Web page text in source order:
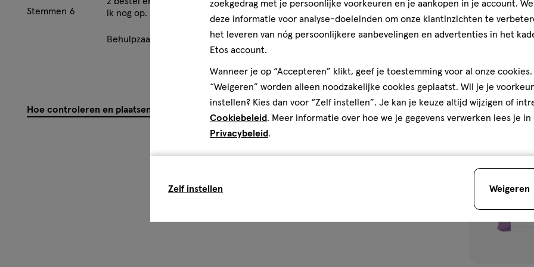
Stemmen 6
ik nog op.
Behulpzaam? (2) Melden
Gebruiksgemak
Gebruiksgemak, 4.0 van 5
4.0
Hoe controleren en plaatsen wij reviews?
Etos Men
toevoegen
zoekgedrag met je persoonlijke voorkeuren en je aankopen in je account.
deze informatie voor analyse-doeleinden om onze klantinzichten te
het leveren van nóg persoonlijkere aanbevelingen en advertenties in het
Etos account.
Wanneer je op “Accepteren” klikt, geef je toestemming voor al onze cookies.
“Weigeren” worden alleen noodzakelijke cookies geplaatst. Wil je je
instellen? Kies dan voor “Zelf instellen”. Je kan je keuze altijd wijzigen of
Cookiebeleid. Meer informatie over hoe we je gegevens verwerken lees je in
Privacybeleid.
Zelf instellen Weigeren